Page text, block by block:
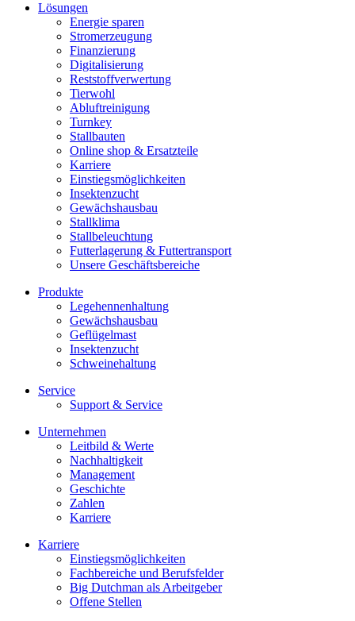
Lösungen
Energie sparen
Stromerzeugung
Finanzierung
Digitalisierung
Reststoffverwertung
Tierwohl
Abluftreinigung
Turnkey
Stallbauten
Online shop & Ersatzteile
Karriere
Einstiegsmöglichkeiten
Insektenzucht
Gewächshausbau
Stallklima
Stallbeleuchtung
Futterlagerung & Futtertransport
Unsere Geschäftsbereiche
Produkte
Legehennenhaltung
Gewächshausbau
Geflügelmast
Insektenzucht
Schweinehaltung
Service
Support & Service
Unternehmen
Leitbild & Werte
Nachhaltigkeit
Management
Geschichte
Zahlen
Karriere
Karriere
Einstiegsmöglichkeiten
Fachbereiche und Berufsfelder
Big Dutchman als Arbeitgeber
Offene Stellen